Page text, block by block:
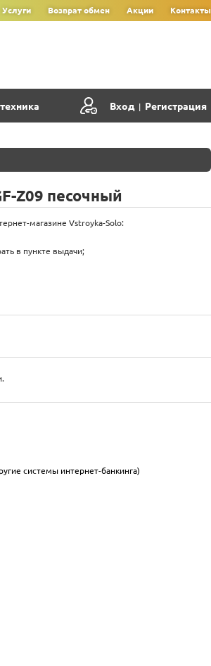
Услуги Возврат обмен Акции Контакты
Вход | Регистрация
Z09 песочный
магазине Vstroyka-Solo:
в пункте выдачи;
системы интернет-банкинга)